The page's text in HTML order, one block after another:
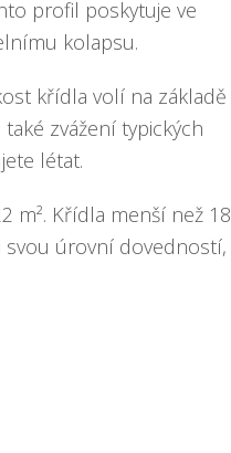
profil poskytuje ve
kolapsu.
křídla volí na základě
zvážení typických
létat.
m². Křídla menší než 18
svou úrovní dovedností,